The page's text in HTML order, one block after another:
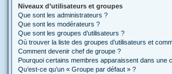
Niveaux d’utilisateurs et groupes
Que sont les administrateurs ?
Que sont les modérateurs ?
Que sont les groupes d’utilisateurs ?
Où trouver la liste des groupes d’utilisateurs et
Comment devenir chef de groupe ?
Pourquoi certains membres apparaissent dans une
Qu’est-ce qu’un « Groupe par défaut » ?